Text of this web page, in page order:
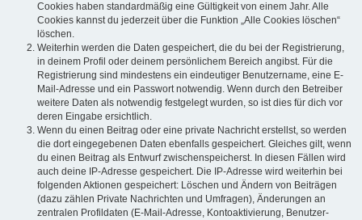
Cookies haben standardmäßig eine Gültigkeit von einem Jahr. Alle
Cookies kannst du jederzeit über die Funktion „Alle Cookies löschen“
löschen.
Weiterhin werden die Daten gespeichert, die du bei der Registrierung,
in deinem Profil oder deinem persönlichem Bereich angibst. Für die
Registrierung sind mindestens ein eindeutiger Benutzername, eine E-
Mail-Adresse und ein Passwort notwendig. Wenn durch den Betreiber
weitere Daten als notwendig festgelegt wurden, so ist dies für dich vor
deren Eingabe ersichtlich.
Wenn du einen Beitrag oder eine private Nachricht erstellst, so werden
die dort eingegebenen Daten ebenfalls gespeichert. Gleiches gilt, wenn
du einen Beitrag als Entwurf zwischenspeicherst. In diesen Fällen wird
auch deine IP-Adresse gespeichert. Die IP-Adresse wird weiterhin bei
folgenden Aktionen gespeichert: Löschen und Ändern von Beiträgen
(dazu zählen Private Nachrichten und Umfragen), Änderungen an
zentralen Profildaten (E-Mail-Adresse, Kontoaktivierung, Benutzer-